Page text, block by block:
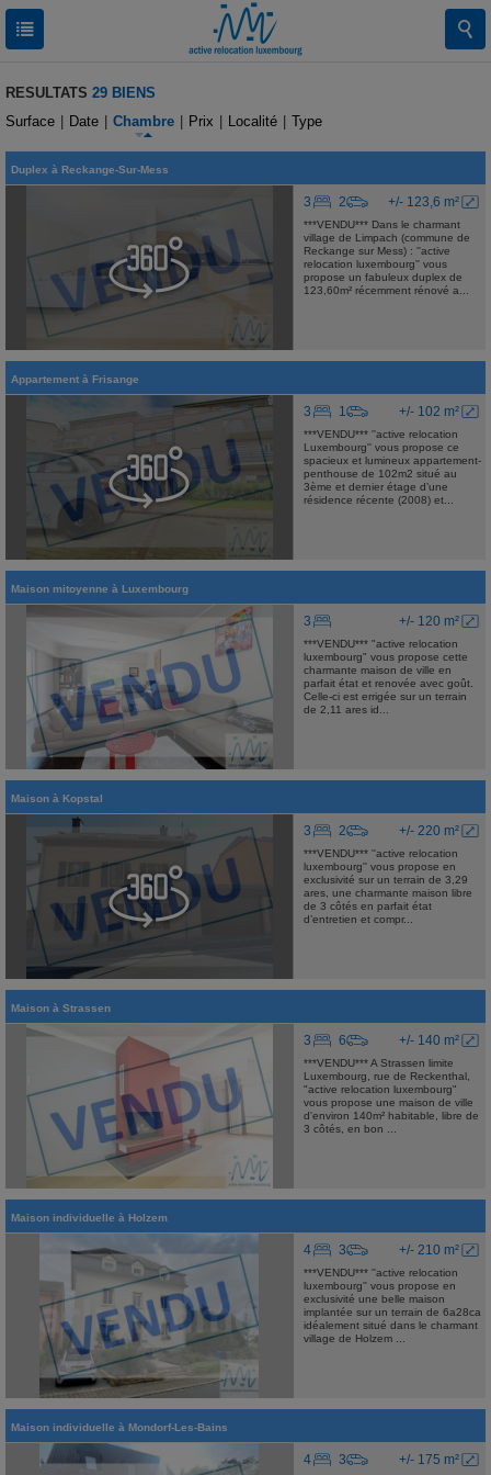
RESULTATS 29 BIENS
Surface
Date Chambre Prix Localité Type
Duplex à Reckange-Sur-Mess
+/- 123,6 m²
3 2
***VENDU*** Dans le charmant
village de Limpach (commune de
Reckange sur Mess) : ''active
relocation luxembourg'' vous
propose un fabuleux duplex de
123,60m² récemment rénové a...
Appartement à Frisange
+/- 102 m²
3 1
***VENDU*** ''active relocation
Luxembourg'' vous propose ce
spacieux et lumineux appartement-
penthouse de 102m2 situé au
3ème et dernier étage d’une
résidence récente (2008) et...
Maison mitoyenne à Luxembourg
+/- 120 m²
3
***VENDU*** "active relocation
luxembourg" vous propose cette
charmante maison de ville en
parfait état et renovée avec goût.
Celle-ci est errigée sur un terrain
de 2,11 ares id...
Maison à Kopstal
+/- 220 m²
3 2
***VENDU*** ''active relocation
luxembourg'' vous propose en
exclusivité sur un terrain de 3,29
ares, une charmante maison libre
de 3 côtés en parfait état
d’entretien et compr...
Maison à Strassen
+/- 140 m²
3 6
***VENDU*** A Strassen limite
Luxembourg, rue de Reckenthal,
"active relocation luxembourg"
vous propose une maison de ville
d'environ 140m² habitable, libre de
3 côtés, en bon ...
Maison individuelle à Holzem
+/- 210 m²
4 3
***VENDU*** ''active relocation
luxembourg'' vous propose en
exclusivité une belle maison
implantée sur un terrain de 6a28ca
idéalement situé dans le charmant
village de Holzem ...
Maison individuelle à Mondorf-Les-Bains
+/- 175 m²
4 3